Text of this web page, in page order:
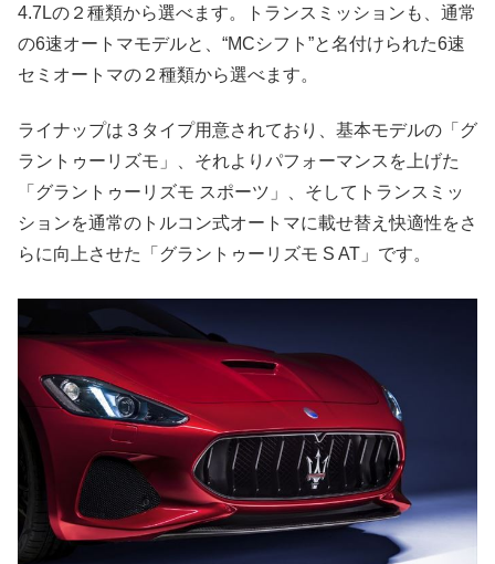
4.7Lの２種類から選べます。トランスミッションも、通常
の6速オートマモデルと、“MCシフト”と名付けられた6速
セミオートマの２種類から選べます。
ライナップは３タイプ用意されており、基本モデルの「グ
ラントゥーリズモ」、それよりパフォーマンスを上げた
「グラントゥーリズモ スポーツ」、そしてトランスミッ
ションを通常のトルコン式オートマに載せ替え快適性をさ
らに向上させた「グラントゥーリズモ S AT」です。